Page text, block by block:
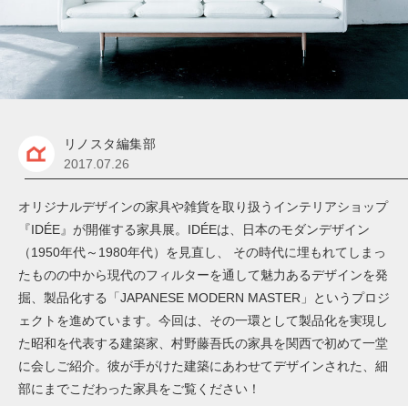
リノスタ編集部
2017.07.26
オリジナルデザインの家具や雑貨を取り扱うインテリアショップ
『IDÉE』が開催する家具展。IDÉEは、日本のモダンデザイン
（1950年代～1980年代）を見直し、 その時代に埋もれてしまっ
たものの中から現代のフィルターを通して魅力あるデザインを発
掘、製品化する「JAPANESE MODERN MASTER」というプロジ
ェクトを進めています。今回は、その一環として製品化を実現し
た昭和を代表する建築家、村野藤吾氏の家具を関西で初めて一堂
に会しご紹介。彼が手がけた建築にあわせてデザインされた、細
部にまでこだわった家具をご覧ください！